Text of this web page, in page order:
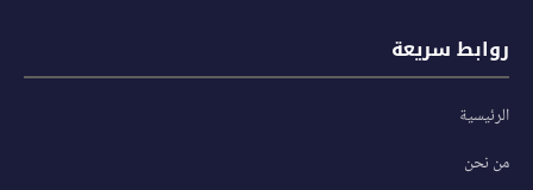
روابط سريعة
الرئيسية
من نحن